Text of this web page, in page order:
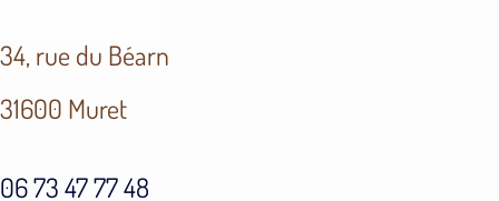
34, rue du Béarn
31600 Muret
06 73 47 77 48